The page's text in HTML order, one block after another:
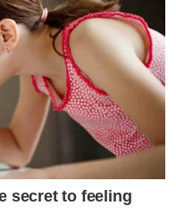
ดารา คนดัง ลงรูปย้อน
ำโพสต์ของดารา คนดัง
มกันค่ะ ว่าแต่เห็นแล้วจำ
ชมกันเลย
secret to feeling